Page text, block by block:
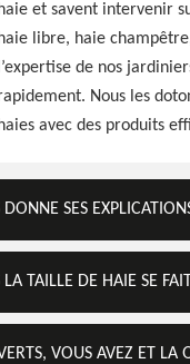
haie et savent intervenir
haie libre, haie
l’expertise de nos
Nous les
haies avec des produits
SES
LA TAILLE DE HAIE SE
VOUS AVEZ ET LA